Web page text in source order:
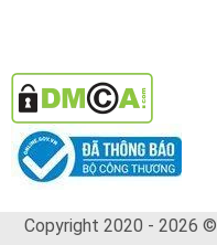
Copyright 2020 - 2026 ©